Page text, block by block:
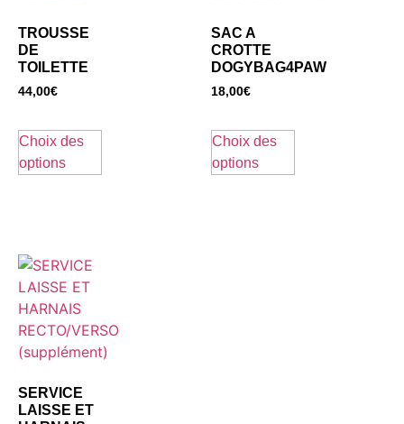
TROUSSE
DE
TOILETTE
44,00€
Choix des
options
SAC A
CROTTE
DOGYBAG4PAW
18,00€
Choix des
options
SERVICE
LAISSE ET